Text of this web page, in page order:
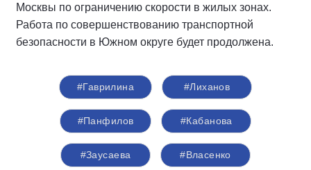
Москвы по ограничению скорости в жилых зонах.
Работа по совершенствованию транспортной
безопасности в Южном округе будет продолжена.
#Гаврилина #Лиханов
#Панфилов #Кабанова
#Заусаева #Власенко